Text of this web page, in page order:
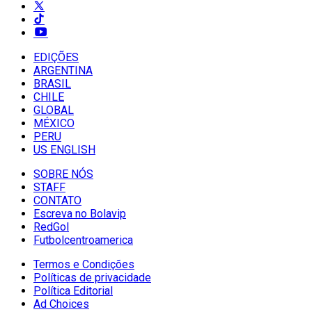
EDIÇÕES
ARGENTINA
BRASIL
CHILE
GLOBAL
MÉXICO
PERU
US ENGLISH
SOBRE NÓS
STAFF
CONTATO
Escreva no Bolavip
RedGol
Futbolcentroamerica
Termos e Condições
Políticas de privacidade
Política Editorial
Ad Choices